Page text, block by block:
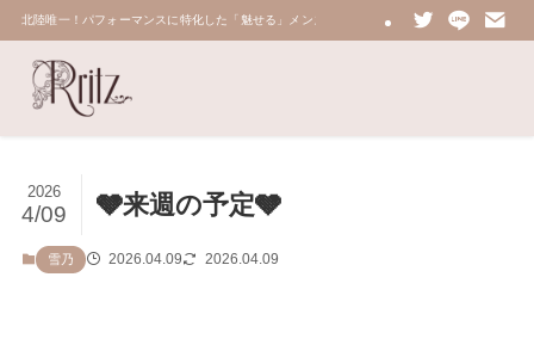
北陸唯一！パフォーマンスに特化した「魅せる」メンズエステ 鼠蹊部・密着・総合技術力
🩶来週の予定🩶
2026
4/09
雪乃 2026.04.09 2026.04.09